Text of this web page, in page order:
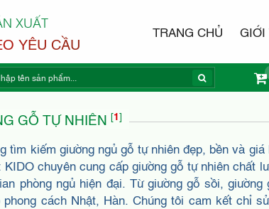
XUẤT
YÊU CẦU
TRANG CHỦ GIỚI
NỘI
GỖ TỰ NHIÊN [1]
tìm kiếm giường ngủ gỗ tự nhiên đẹp, bền và
chuyên cung cấp giường gỗ tự nhiên chất
phòng ngủ hiện đại. Từ giường gỗ sồi,
cách Nhật, Hàn. Chúng tôi cam kết chỉ